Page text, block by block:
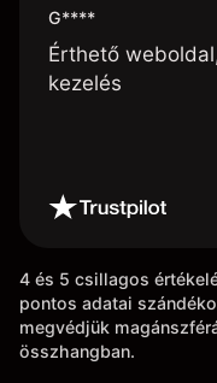
G****
Érthető
kezelés
4 és 5 csillagos
pontos adatai
megvédjük
összhangban.